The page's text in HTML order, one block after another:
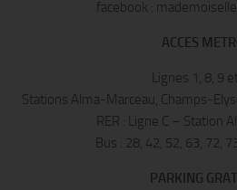
facebook :
ACCES
Lignes 1, 8, 9
Stations Alma-Marceau, Champs-
RER : Ligne C – Station
Bus : 28, 42, 52, 63, 72,
PARKING